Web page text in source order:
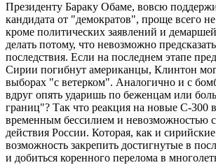
Президенту Бараку Обаме, вовсю
кандидата от "демократов", проще всего
кроме политических заявлений и
делать потому, что невозможно
последствия. Если на последнем этапе
Сирии погибнут американцы, Клинтон
выборах "с ветерком". Аналогично и с
вдруг опять ударишь по беженцам или
границ"? Так что реакция на новые С-300
временным бессилием и невозможностью
действия России. Которая, как и
возможность закрепить достигнутые в
и добиться коренного перелома в